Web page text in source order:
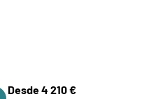
Desde 4 210 €